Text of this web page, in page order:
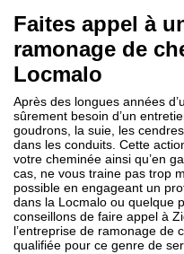
Faites appel à
ramonage de
Locmalo
Après des longues années
sûrement besoin d’un
goudrons, la suie, les
dans les conduits. Cette
votre cheminée ainsi qu’en
cas, ne vous traine pas trop
possible en engageant un
dans la Locmalo ou quelque
conseillons de faire appel à
l’entreprise de ramonage de
qualifiée pour ce genre de